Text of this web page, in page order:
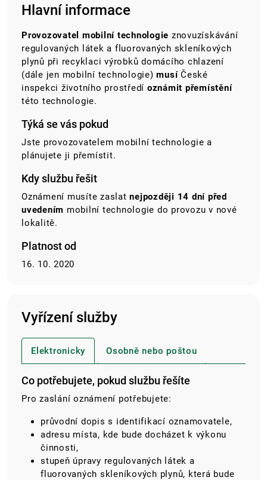
Hlavní informace
Provozovatel mobilní technologie znovuzískávání
regulovaných látek a fluorovaných skleníkových
plynů při recyklaci výrobků domácího chlazení
(dále jen mobilní technologie)musíČeské
inspekci životního prostředí oznámit přemístění
této technologie.
Týká se vás pokud
Jste provozovatelem mobilní technologie a
plánujete ji přemístit.
Kdy službu řešit
Oznámení musíte zaslatnejpozději 14 dní před
uvedením mobilní technologie do provozu v nové
lokalitě.
Platnost od
16. 10. 2020
Vyřízení služby
Elektronicky Osobně nebo poštou
Co potřebujete, pokud službu řešíte
Pro zaslání oznámení potřebujete:
průvodní dopis s identifikací oznamovatele,
adresu místa, kde bude docházet k výkonu
činnosti,
stupeň úpravy regulovaných látek a
fluorovaných skleníkových plynů, která bude